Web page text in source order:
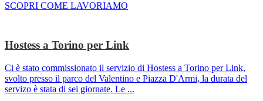
SCOPRI COME LAVORIAMO
Hostess a Torino per Link
Ci è stato commissionato il servizio di Hostess a Torino per Link,
svolto presso il parco del Valentino e Piazza D'Armi, la durata del
servizo è stata di sei giornate. Le ...